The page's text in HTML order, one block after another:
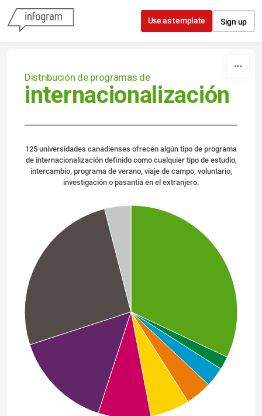
Skip to content
Use as template Sign up
Distribución de programas de
internacionalización
125 universidades canadienses ofrecen algún tipo de programa
de internacionalización definido como cualquier tipo de estudio,
intercambio, programa de verano, viaje de campo, voluntario,
investigación o pasantía en el extranjero.